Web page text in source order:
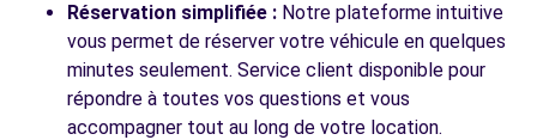
Réservation simplifiée : Notre plateforme intuitive
vous permet de réserver votre véhicule en quelques
minutes seulement. Service client disponible pour
répondre à toutes vos questions et vous
accompagner tout au long de votre location.